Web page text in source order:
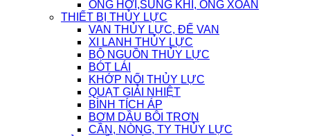
ỐNG HƠI,SÚNG KHÍ, ỐNG XOẮN
THIẾT BỊ THỦY LỰC
VAN THỦY LỰC, ĐẾ VAN
XI LANH THỦY LỰC
BỘ NGUỒN THỦY LỰC
BÓT LÁI
KHỚP NỐI THỦY LỰC
QUẠT GIẢI NHIỆT
BÌNH TÍCH ÁP
BƠM DẦU BÔI TRƠN
CẦN, NÒNG, TY THỦY LỰC